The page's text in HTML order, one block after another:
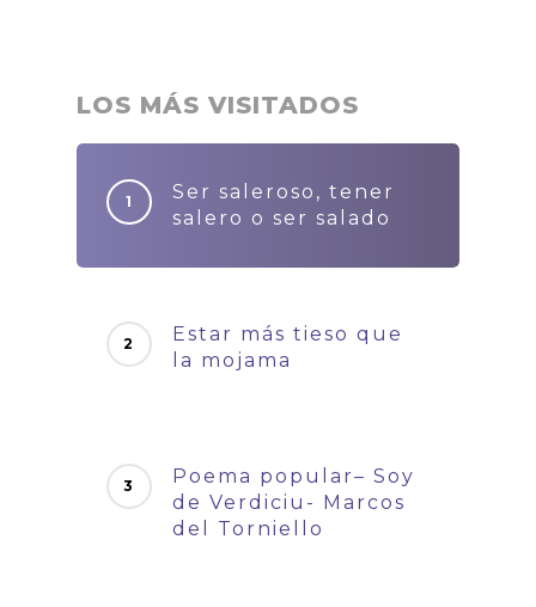
LOS MÁS VISITADOS
Ser saleroso, tener
salero o ser salado
Estar más tieso que
la mojama
Poema popular– Soy
de Verdiciu- Marcos
del Torniello